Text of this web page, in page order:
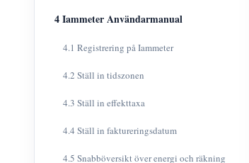
4 Iammeter Användarmanual
4.1 Registrering på Iammeter
4.2 Ställ in tidszonen
4.3 Ställ in effekttaxa
4.4 Ställ in faktureringsdatum
4.5 Snabböversikt över energi och räkning